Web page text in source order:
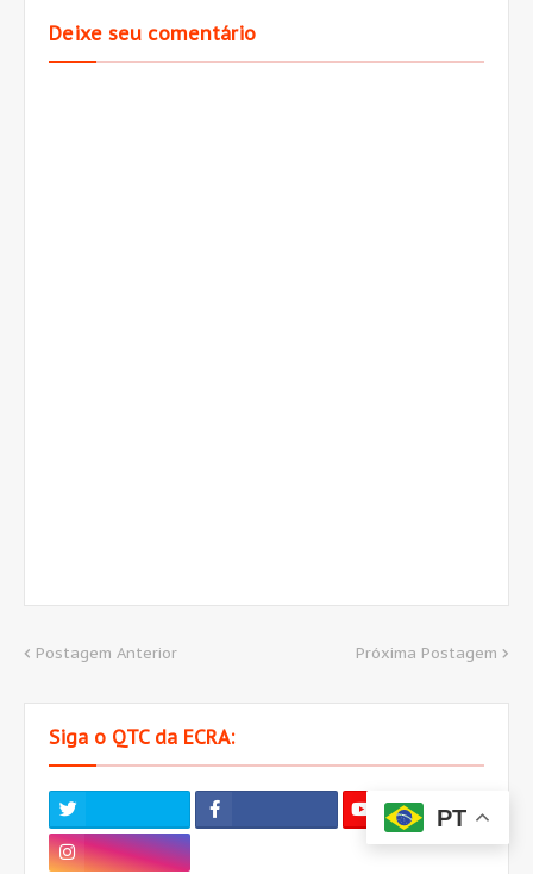
Deixe seu comentário
Postagem Anterior Próxima Postagem
Siga o QTC da ECRA:
PT